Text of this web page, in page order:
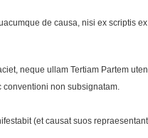
de causa, nisi ex scriptis
neque ullam Tertiam Partem
conventioni non subsignatam.
(et causat suos